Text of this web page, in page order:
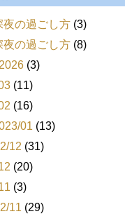
夜の過ごし方 (3)
夜の過ごし方 (8)
(3)
(11)
(16)
01 (13)
12 (31)
(20)
(3)
11 (29)